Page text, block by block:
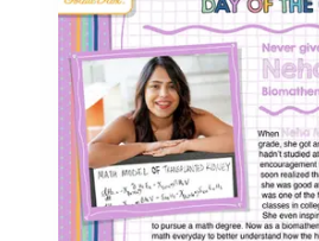
Ideal para las aulas o el
Genera confianza y